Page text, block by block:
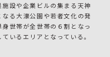
設や企業ビルの集まる天神
る大濠公園や若者文化の発
世帯が全世帯の６割となっ
いるエリアとなっている。